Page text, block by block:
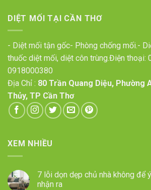
DIỆT MỐI TẠI CẦN THƠ
- Diệt mối tận gốc- Phòng chống mối.-
thuốc diệt mối, diệt côn trùng.Điện thoại:
0918000380
Địa Chỉ : 80 Trần Quang Diệu, Phường
Thủy, TP Cần Thơ
XEM NHIỀU
7 lỗi dọn dẹp chủ nhà không để
nhận ra